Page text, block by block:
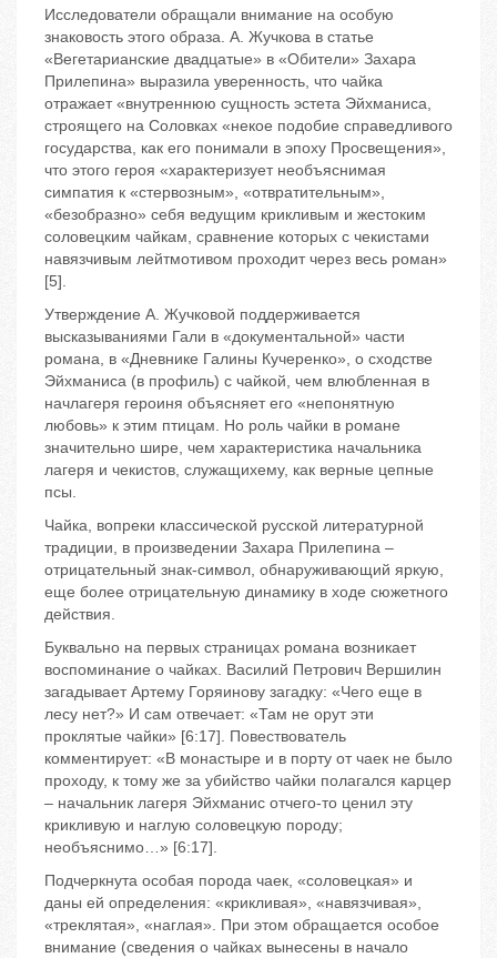
Исследователи обращали внимание на особую
знаковость этого образа. А. Жучкова в статье
«Вегетарианские двадцатые» в «Обители» Захара
Прилепина» выразила уверенность, что чайка
отражает «внутреннюю сущность эстета Эйхманиса,
строящего на Соловках «некое подобие справедливого
государства, как его понимали в эпоху Просвещения»,
что этого героя «характеризует необъяснимая
симпатия к «стервозным», «отвратительным»,
«безобразно» себя ведущим крикливым и жестоким
соловецким чайкам, сравнение которых с чекистами
навязчивым лейтмотивом проходит через весь роман»
[5].
Утверждение А. Жучковой поддерживается
высказываниями Гали в «документальной» части
романа, в «Дневнике Галины Кучеренко», о сходстве
Эйхманиса (в профиль) с чайкой, чем влюбленная в
начлагеря героиня объясняет его «непонятную
любовь» к этим птицам. Но роль чайки в романе
значительно шире, чем характеристика начальника
лагеря и чекистов, служащихему, как верные цепные
псы.
Чайка, вопреки классической русской литературной
традиции, в произведении Захара Прилепина –
отрицательный знак-символ, обнаруживающий яркую,
еще более отрицательную динамику в ходе сюжетного
действия.
Буквально на первых страницах романа возникает
воспоминание о чайках. Василий Петрович Вершилин
загадывает Артему Горяинову загадку: «Чего еще в
лесу нет?» И сам отвечает: «Там не орут эти
проклятые чайки» [6:17]. Повествователь
комментирует: «В монастыре и в порту от чаек не было
проходу, к тому же за убийство чайки полагался карцер
– начальник лагеря Эйхманис отчего-то ценил эту
крикливую и наглую соловецкую породу;
необъяснимо…» [6:17].
Подчеркнута особая порода чаек, «соловецкая» и
даны ей определения: «крикливая», «навязчивая»,
«треклятая», «наглая». При этом обращается особое
внимание (сведения о чайках вынесены в начало